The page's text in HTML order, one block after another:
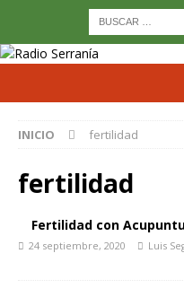
INICIO fertilidad
fertilidad
Fertilidad con
24 septiembre, 2020 Luis